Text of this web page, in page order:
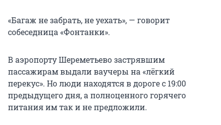
«Багаж не забрать, не уехать», — говорит
собеседница «Фонтанки».
В аэропорту Шереметьево застрявшим
пассажирам выдали ваучеры на «лёгкий
перекус». Но люди находятся в дороге с 19:00
предыдущего дня, а полноценного горячего
питания им так и не предложили.